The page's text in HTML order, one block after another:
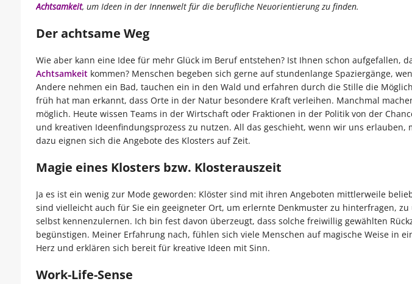
Achtsamkeit, um Ideen in der Innenwelt für die berufliche Neuorientierung zu finden.
Der achtsame Weg
Wie aber kann eine Idee für mehr Glück im Beruf entstehen? Ist Ihnen schon aufgefallen,
Achtsamkeitkommen? Menschen begeben sich gerne auf stundenlange Spaziergänge,
Andere nehmen ein Bad, tauchen ein in den Wald und erfahren durch die Stille die
früh hat man erkannt, dass Orte in der Natur besondere Kraft verleihen. Manchmal
möglich. Heute wissen Teams in der Wirtschaft oder Fraktionen in der Politik von der
und kreativen Ideenfindungsprozess zu nutzen. All das geschieht, wenn wir uns erlauben,
dazu eignen sich die Angebote des Klosters auf Zeit.
Magie eines Klosters bzw. Klosterauszeit
Ja es ist ein wenig zur Mode geworden: Klöster sind mit ihren Angeboten mittlerweile
sind vielleicht auch für Sie ein geeigneter Ort, um erlernte Denkmuster zu hinterfragen,
selbst kennenzulernen. Ich bin fest davon überzeugt, dass solche freiwillig gewählten
begünstigen. Meiner Erfahrung nach, fühlen sich viele Menschen auf magische Weise in
Herz und erklären sich bereit für kreative Ideen mit Sinn.
Work-Life-Sense